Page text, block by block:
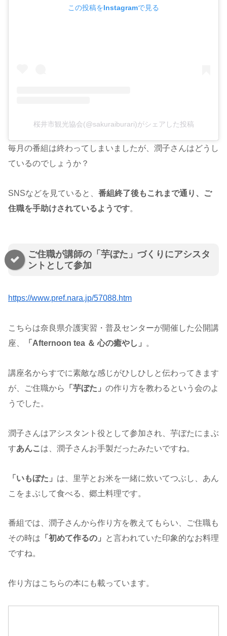
この投稿をInstagramで見る
桜井市観光協会(@sakuraiburari)がシェアした投稿
毎月の番組は終わってしまいましたが、潤子さんはどうし
ているのでしょうか？
SNSなどを見ていると、 番組終了後もこれまで通り、ご
住職を手助けされているようです。
ご住職が講師の「芋ぼた」づくりにアシスタ
ントとして参加
https://www.pref.nara.jp/57088.htm
こちらは奈良県介護実習・普及センターが開催した公開講
座、
「Afternoon tea ＆ 心の癒やし」 。
講座名からすでに素敵な感じがひしひしと伝わってきます
が、ご住職から
「芋ぼた」 の作り方を教わるという会のよ
うでした。
潤子さんはアシスタント役として参加され、芋ぼたにまぶ
すあんこ は、潤子さんお手製だったみたいですね。
「いもぼた」 は、里芋とお米を一緒に炊いてつぶし、あん
こをまぶして食べる、郷土料理です。
番組では、潤子さんから作り方を教えてもらい、ご住職も
その時は 「初めて作るの」
と言われていた印象的なお料理
ですね。
作り方はこちらの本にも載っています。